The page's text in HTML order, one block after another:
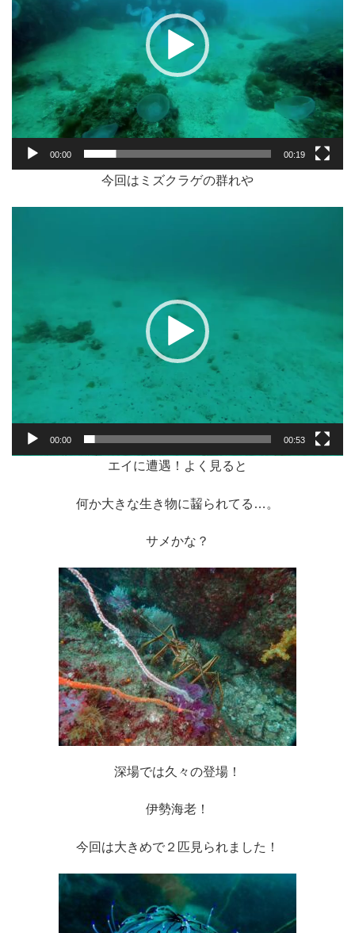
ヤ
ー
00:00 00:19
今回はミズクラゲの群れや
00:00 00:53
エイに遭遇！よく見ると
何か大きな生き物に齧られてる…。
サメかな？
深場では久々の登場！
伊勢海老！
今回は大きめで２匹見られました！